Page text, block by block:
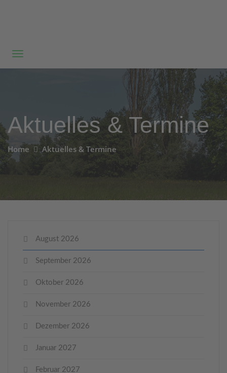
Aktuelles & Termine
Home Aktuelles & Termine
August 2026
September 2026
Oktober 2026
November 2026
Dezember 2026
Januar 2027
Februar 2027